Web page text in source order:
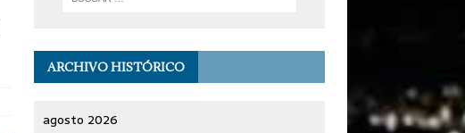
ARCHIVO HISTÓRICO
agosto 2026